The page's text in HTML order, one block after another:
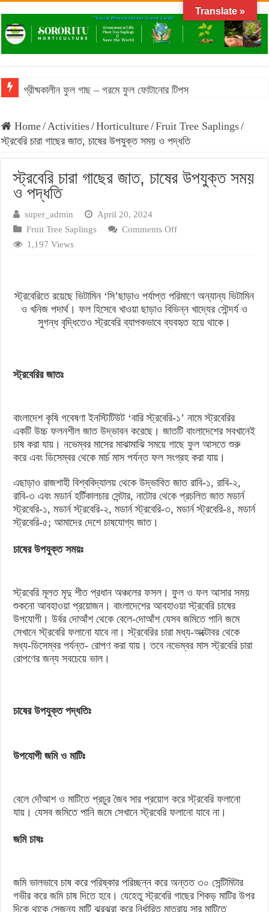
গ্রীষ্মকালীন ফুল গাছ – গরমে ফুল ফোটানোর টিপস
Home/Activities/Horticulture/Fruit Tree Saplings/
স্ট্রবেরি চারা গাছের জাত, চাষের উপযুক্ত সময় ও পদ্ধতি
স্ট্রবেরি চারা গাছের জাত, চাষের উপযুক্ত সময়
ও পদ্ধতি
super_admin
April 20, 2024
Fruit Tree Saplings
Comments Offon
জাত,
চাষের
উপযুক্ত
1,197 Views
স্ট্রবেরিতে রয়েছে ভিটামিন ‘সি’ছাড়াও পর্যাপ্ত পরিমাণে অন্যান্য ভিটামিন
ও খনিজ পদার্থ। ফল হিসেবে খাওয়া ছাড়াও বিভিন্ন খাদ্যের সৌন্দর্য ও
সুগন্ধ বৃদ্ধিতেও স্ট্রবেরি ব্যাপকভাবে ব্যবহৃত হয়ে থাকে।
স্ট্রবেরির জাতঃ
বাংলাদেশ কৃষি গবেষণা ইনস্টিটিউট ‘বারি স্ট্রবেরি-১’ নামে স্ট্রবেরির
একটি উচ্চ ফলনশীল জাত উদ্ভাবন করেছে। জাতটি বাংলাদেশের সবখানেই
চাষ করা যায়। নভেম্বর মাসের মাঝামাঝি সময়ে গাছে ফুল আসতে শুরু
করে এবং ডিসেম্বর থেকে মার্চ মাস পর্যন্ত ফল সংগ্রহ করা যায়।
এছাড়াও রাজশাহী বিশ্ববিদ্যালয় থেকে উদ্ভাবিত জাত রাবি-১, রাবি-২,
রাবি-৩ এবং মডার্ন হর্টিকালচার সেন্টার, নাটোর থেকে প্রচলিত জাত মডার্ন
স্ট্রবেরি-১, মডার্ন স্ট্রবেরি-২, মডার্ন স্ট্রবেরি-৩, মডার্ন স্ট্রবেরি-৪, মডার্ন
স্ট্রবেরি-৫; আমাদের দেশে চাষযোগ্য জাত।
চাষের উপযুক্ত সময়ঃ
স্ট্রবেরি মূলত মৃদু শীত প্রধান অঞ্চলের ফসল। ফুল ও ফল আসার সময়
শুকনো আবহাওয়া প্রয়োজন। বাংলাদেশের আবহাওয়া স্ট্রবেরি চাষের
উপযোগী। উর্বর দোআঁশ থেকে বেলে-দোআঁশ যেসব জমিতে পানি জমে
সেখানে স্ট্রবেরি ফলানো যাবে না। স্ট্রবেরির চারা মধ্য-অক্টোবর থেকে
মধ্য-ডিসেম্বর পর্যন্ত- রোপণ করা যায়। তবে নভেম্বর মাস স্ট্রবেরি চারা
রোপণের জন্য সবচেয়ে ভাল।
চাষের উপযুক্ত পদ্ধতিঃ
উপযোগী জমি ও মাটিঃ
বেলে দোঁআশ ও মাটিতে প্রচুর জৈব সার প্রয়োগ করে স্ট্রবেরি ফলানো
যায়। যেসব জমিতে পানি জমে সেখানে স্ট্রবেরি ফলানো যাবে না।
জমি চাষঃ
জমি ভালভাবে চাষ করে পরিষ্কার পরিচ্ছন্ন করে অন্তত ৩০ সেন্টিমিটার
গভীর করে জমি চাষ দিতে হবে। যেহেতু স্ট্রবেরি গাছের শিকড় মাটির উপর
দিকে থাকে সেজন্য মাটি ঝুরঝুরা করে নির্ধারিত মাত্রায় সার মাটিতে
Translate »